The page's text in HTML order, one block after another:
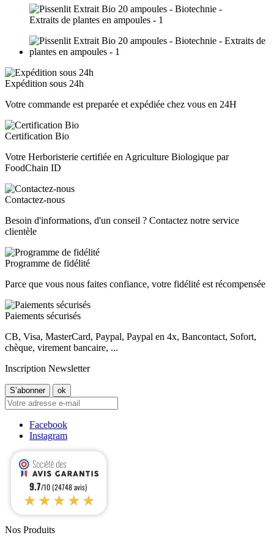
Expédition sous 24h
Votre commande est preparée et expédiée chez vous en 24H
Certification Bio
Votre Herboristerie certifiée en Agriculture Biologique par
FoodChain ID
Contactez-nous
Besoin d'informations, d'un conseil ? Contactez notre service
clientèle
Programme de fidélité
Parce que vous nous faites confiance, votre fidélité est récompensée
Paiements sécurisés
CB, Visa, MasterCard, Paypal, Paypal en 4x, Bancontact, Sofort,
chèque, virement bancaire, ...
Inscription Newsletter
Facebook
Instagram
9.7/10 (24748 avis)
★★★★★
Nos Produits